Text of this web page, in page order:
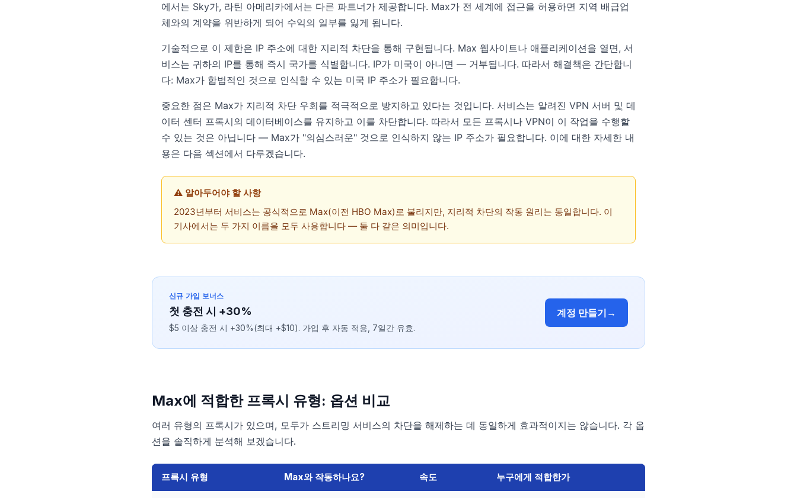
에서는 Sky가, 라틴 아메리카에서는 다른 파트너가 제공합니다. Max가 전 세계에 접근을 허용하면 지역 배급업
체와의 계약을 위반하게 되어 수익의 일부를 잃게 됩니다.
기술적으로 이 제한은 IP 주소에 대한 지리적 차단을 통해 구현됩니다. Max 웹사이트나 애플리케이션을 열면, 서
비스는 귀하의 IP를 통해 즉시 국가를 식별합니다. IP가 미국이 아니면 — 거부됩니다. 따라서 해결책은 간단합니
다: Max가 합법적인 것으로 인식할 수 있는 미국 IP 주소가 필요합니다.
중요한 점은 Max가 지리적 차단 우회를 적극적으로 방지하고 있다는 것입니다. 서비스는 알려진 VPN 서버 및 데
이터 센터 프록시의 데이터베이스를 유지하고 이를 차단합니다. 따라서 모든 프록시나 VPN이 이 작업을 수행할
수 있는 것은 아닙니다 — Max가 "의심스러운" 것으로 인식하지 않는 IP 주소가 필요합니다. 이에 대한 자세한 내
용은 다음 섹션에서 다루겠습니다.
⚠️ 알아두어야 할 사항
2023년부터 서비스는 공식적으로 Max(이전 HBO Max)로 불리지만, 지리적 차단의 작동 원리는 동일합니다. 이
기사에서는 두 가지 이름을 모두 사용합니다 — 둘 다 같은 의미입니다.
신규 가입 보너스
첫 충전 시 +30%
$5 이상 충전 시 +30%(최대 +$10). 가입 후 자동 적용, 7일간 유효.
계정 만들기 →
Max에 적합한 프록시 유형: 옵션 비교
여러 유형의 프록시가 있으며, 모두가 스트리밍 서비스의 차단을 해제하는 데 동일하게 효과적이지는 않습니다. 각 옵
션을 솔직하게 분석해 보겠습니다.
프록시 유형 Max와 작동하나요? 속도 누구에게 적합한가